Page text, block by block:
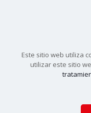
Este sitio web utiliza
utilizar este sitio